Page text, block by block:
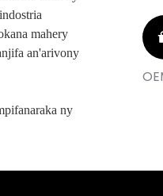
mahery
an'arivony
ny